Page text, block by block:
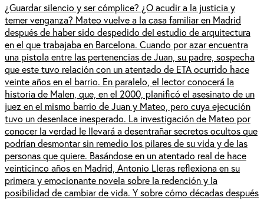
¿Guardar silencio y ser cómplice? ¿O acudir a la justicia y
temer venganza? Mateo vuelve a la casa familiar en Madrid
después de haber sido despedido del estudio de arquitectura
en el que trabajaba en Barcelona. Cuando por azar encuentra
una pistola entre las pertenencias de Juan, su padre, sospecha
que este tuvo relación con un atentado de ETA ocurrido hace
veinte años en el barrio. En paralelo, el lector conocerá la
historia de Malen, que, en el 2000, planificó el asesinato de un
juez en el mismo barrio de Juan y Mateo, pero cuya ejecución
tuvo un desenlace inesperado. La investigación de Mateo por
conocer la verdad le llevará a desentrañar secretos ocultos que
podrían desmontar sin remedio los pilares de su vida y de las
personas que quiere. Basándose en un atentado real de hace
veinticinco años en Madrid, Antonio Lleras reflexiona en su
primera y emocionante novela sobre la redención y la
posibilidad de cambiar de vida. Y sobre cómo décadas después